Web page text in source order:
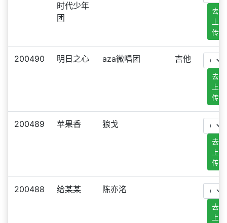
时代少年
团
去
上
传
200490 明日之心 aza微唱团 吉他
去
上
传
200489 苹果香 狼戈
去
上
传
200488 给某某 陈亦洺
去
上